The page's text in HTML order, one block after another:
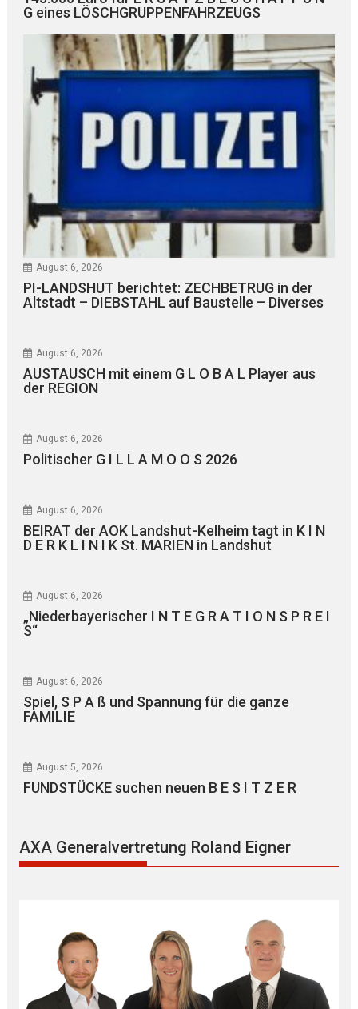
G eines LÖSCHGRUPPENFAHRZEUGS
August 6, 2026
PI-LANDSHUT berichtet: ZECHBETRUG in der
Altstadt – DIEBSTAHL auf Baustelle – Diverses
August 6, 2026
AUSTAUSCH mit einem G L O B A L Player aus
der REGION
August 6, 2026
Politischer G I L L A M O O S 2026
August 6, 2026
BEIRAT der AOK Landshut-Kelheim tagt in K I N
D E R K L I N I K St. MARIEN in Landshut
August 6, 2026
„Niederbayerischer I N T E G R A T I O N S P R E I
S“
August 6, 2026
Spiel, S P A ß und Spannung für die ganze
FAMILIE
August 5, 2026
FUNDSTÜCKE suchen neuen B E S I T Z E R
AXA Generalvertretung Roland Eigner